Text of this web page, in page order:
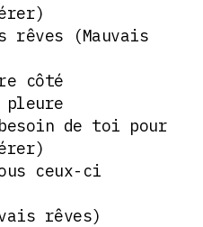
rêves (Mauvais
côté
pleure
de toi pour
ceux-ci
rêves)